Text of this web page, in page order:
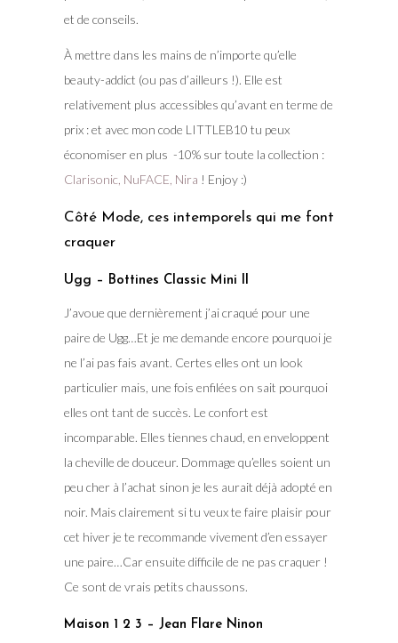
et de conseils.
À mettre dans les mains de n’importe qu’elle
beauty-addict (ou pas d’ailleurs !). Elle est
relativement plus accessibles qu’avant en terme de
prix : et avec mon code LITTLEB10 tu peux
économiser en plus -10% sur toute la collection :
Clarisonic, NuFACE, Nira ! Enjoy :)
Côté Mode, ces intemporels qui me font
craquer
Ugg – Bottines Classic Mini II
J’avoue que dernièrement j’ai craqué pour une
paire de Ugg…Et je me demande encore pourquoi je
ne l’ai pas fais avant. Certes elles ont un look
particulier mais, une fois enfilées on sait pourquoi
elles ont tant de succès. Le confort est
incomparable. Elles tiennes chaud, en enveloppent
la cheville de douceur. Dommage qu’elles soient un
peu cher à l’achat sinon je les aurait déjà adopté en
noir. Mais clairement si tu veux te faire plaisir pour
cet hiver je te recommande vivement d’en essayer
une paire…Car ensuite difficile de ne pas craquer !
Ce sont de vrais petits chaussons.
Maison 1 2 3 – Jean Flare Ninon